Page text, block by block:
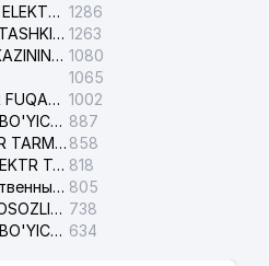
TOSHKENT TUMANI ELEKTR TARMOG'I AVARIYA XIZMATI 1286
TOSHKENT SHAHRI TASHKILOT TELEFONLARI HAQIDA MA'LUMOT BYUROSI 1263
DAVLAT TEST MARKAZINING ISHONCH TELEFONLARI 1080
1065
TOSHKENT SHAHAR FUQAROLIK ISHLARI BO'YICHA SUDI 1002
FUQAROLIK ISHLARI BO'YICHA YAKKASAROY TUMANLARARO SUDI 887
YUNUSOBOD ELEKTR TARMOG'I NOSOZLIKLARI XIZMATI 858
NAVOIY HUDUDIY ELEKTR TARMOQLARI KORXONASI AJ 818
Ташкентский следственный изолятор 805
ELEKTRTARMOG'I NOSOZLIKLARINI TO'ZATISH SERGELI XIZMATI 738
FUQAROLIK ISHLARI BO'YICHA UCH-TEPA TUMANI SUDI 634